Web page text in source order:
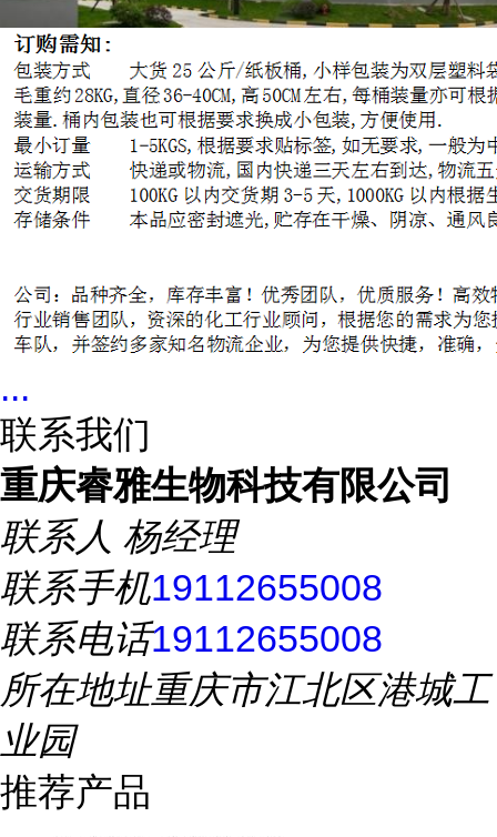
...
联系我们
重庆睿雅生物科技有限公司
联系人 杨经理
联系手机19112655008
联系电话19112655008
所在地址重庆市江北区港城工
业园
推荐产品